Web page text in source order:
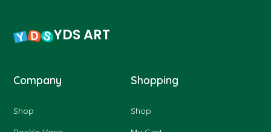
YDS ART
Company
Shop
Shopping
Shop